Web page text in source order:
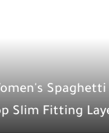
Slim Fitting